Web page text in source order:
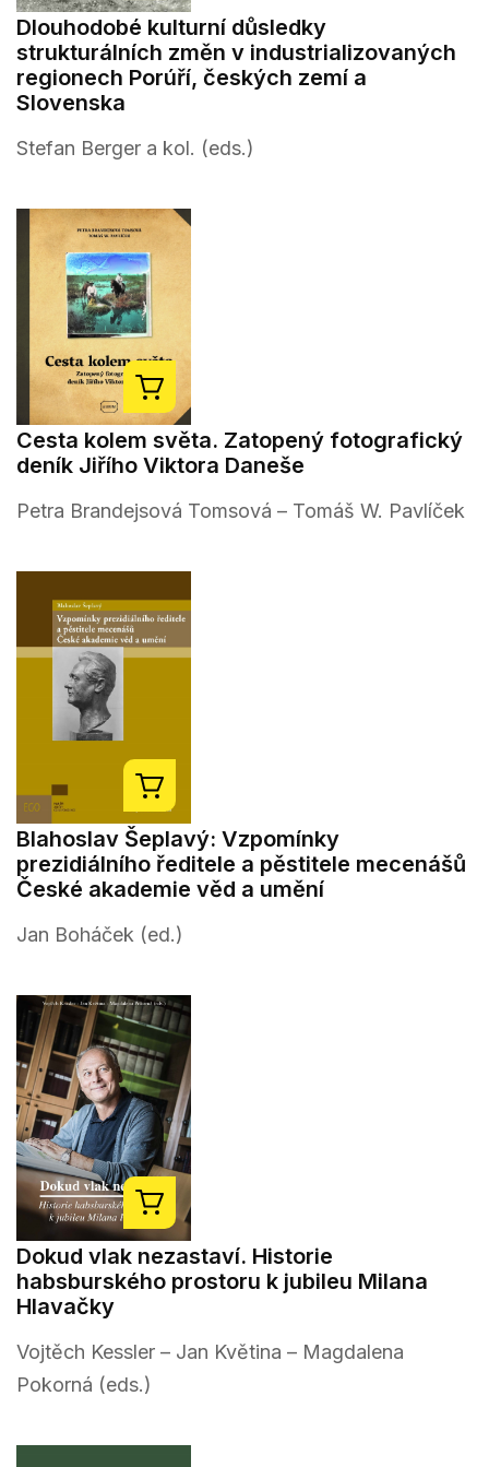
Dlouhodobé kulturní důsledky
strukturálních změn v industrializovaných
regionech Porúří, českých zemí a
Slovenska
Stefan Berger a kol. (eds.)
Cesta kolem světa. Zatopený fotografický
deník Jiřího Viktora Daneše
Petra Brandejsová Tomsová – Tomáš W. Pavlíček
Blahoslav Šeplavý: Vzpomínky
prezidiálního ředitele a pěstitele mecenášů
České akademie věd a umění
Jan Boháček (ed.)
Dokud vlak nezastaví. Historie
habsburského prostoru k jubileu Milana
Hlavačky
Vojtěch Kessler – Jan Květina – Magdalena
Pokorná (eds.)